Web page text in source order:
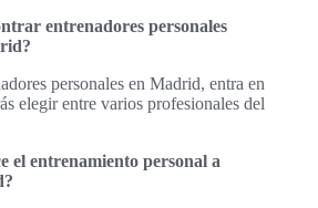
entrenadores personales
personales en Madrid, entra en
elegir entre varios profesionales del
el entrenamiento personal a